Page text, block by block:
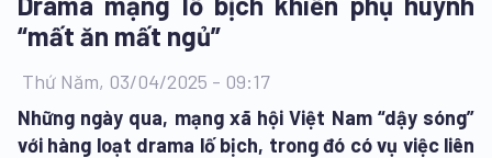
“mất ăn mất ngủ”
Thứ Năm, 03/04/2025 - 09:17
Những ngày qua, mạng xã hội Việt Nam “dậy sóng”
với hàng loạt drama lố bịch, trong đó có vụ việc liên